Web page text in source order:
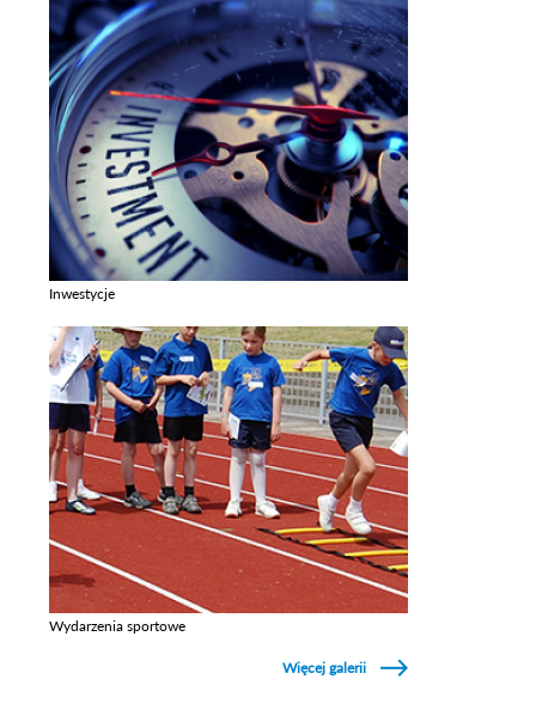
Inwestycje
Wydarzenia sportowe
Więcej galerii